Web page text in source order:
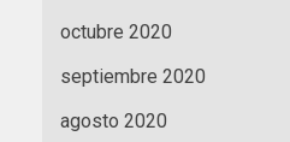
octubre 2020
septiembre 2020
agosto 2020